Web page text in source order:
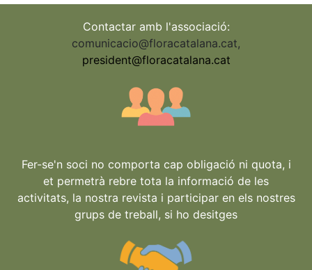
Contactar amb l'associació:
comunicacio@floracatalana.cat,
president@floracatalana.cat
Fer-se'n soci no comporta cap obligació ni quota, i
et permetrà rebre tota la informació de les
activitats, la nostra revista i participar en els nostres
grups de treball, si ho desitges